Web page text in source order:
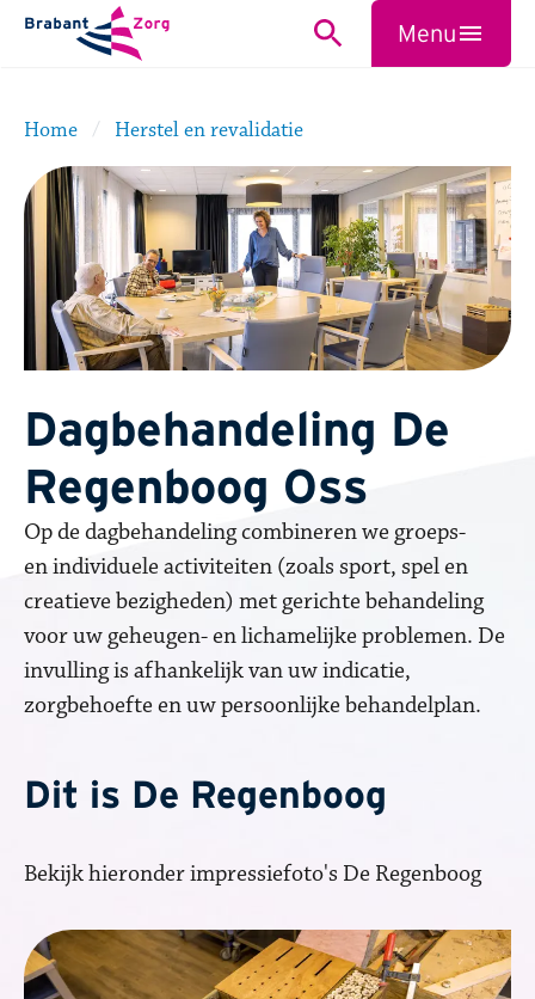
BrabantZorg Logo
Zoeken
Menu
Sluiten
Home Herstel en revalidatie
Dagbehandeling De
Regenboog Oss
Op de dagbehandeling combineren we groeps-
en individuele activiteiten (zoals sport, spel en
creatieve bezigheden) met gerichte behandeling
voor uw geheugen- en lichamelijke problemen. De
invulling is afhankelijk van uw indicatie,
zorgbehoefte en uw persoonlijke behandelplan.
Dit is De Regenboog
Bekijk hieronder impressiefoto's De Regenboog